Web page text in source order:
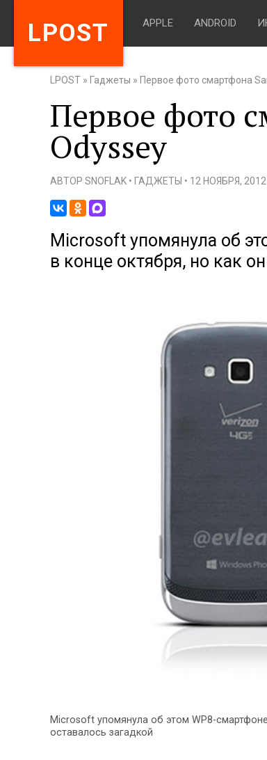
LPOST APPLE ANDROID
LPOST » Гаджеты » Первое фото смартфона
Первое фото
Odyssey
АВТОР SNOFLAK • ГАДЖЕТЫ • 12 НОЯБРЯ, 2012
Microsoft упомянула об
в конце октября, но как
Microsoft упомянула об этом WP8-
оставалось загадкой